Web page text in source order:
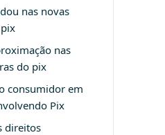
nas novas
nas
do pix
consumidor em
Pix
direitos